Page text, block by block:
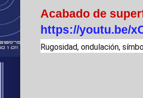
Acabado de
https://youtu.be/
Rugosidad, ondulación,